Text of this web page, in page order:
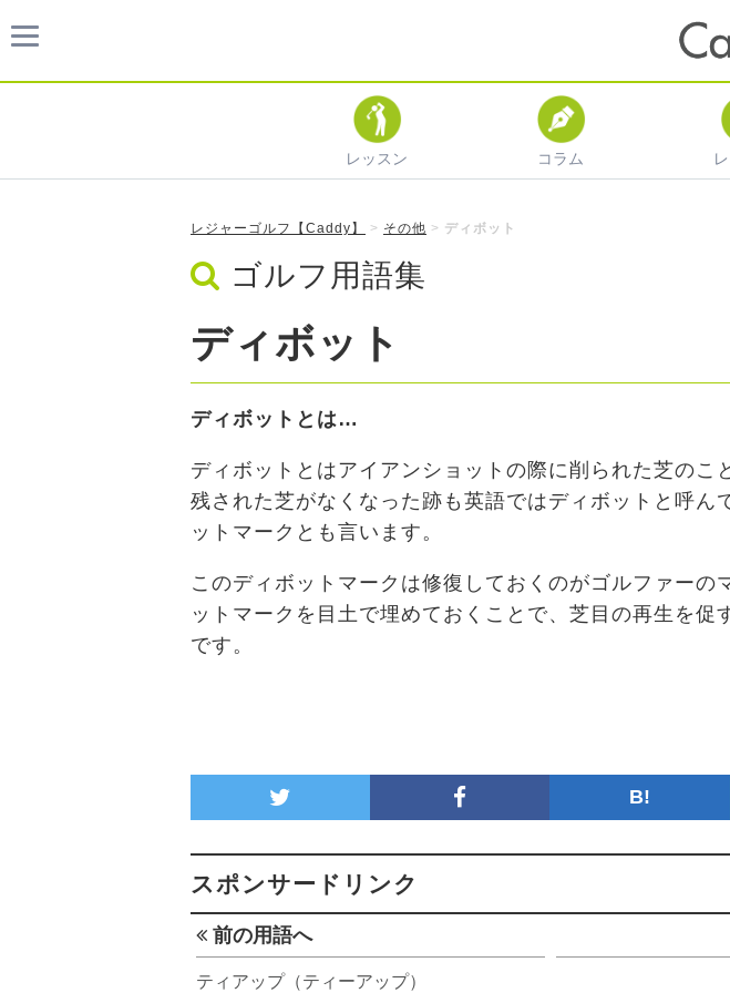
レッスン コラム
レジャーゴルフ【Caddy】 > その他 > ディボット
ゴルフ用語集
ディボット
ディボットとは…
ディボットとはアイアンショットの際に削られた芝のこ
残された芝がなくなった跡も英語ではディボットと呼ん
ットマークとも言います。
このディボットマークは修復しておくのがゴルファーの
ットマークを目土で埋めておくことで、芝目の再生を促
です。
B!
スポンサードリンク
前の用語へ
ティアップ（ティーアップ）